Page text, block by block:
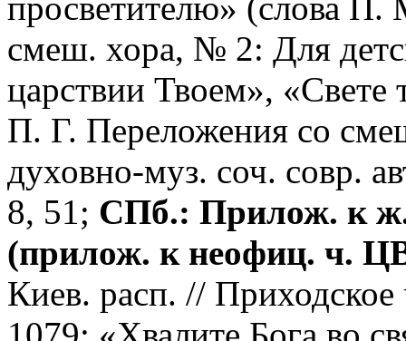
смеш. хора, № 2: Для
царствии Твоем»,
П. Г. Переложения со
духовно-муз. соч. совр.
8, 51; СПб.: Прилож. к ж.
(прилож. к неофиц. ч.
Киев. расп. //